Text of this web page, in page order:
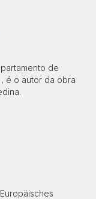
de
é o autor da obra